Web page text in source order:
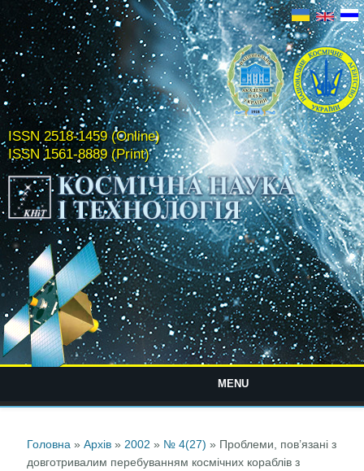
ISSN 2518-1459 (Online)
ISSN 1561-8889 (Print)
MENU
Головна »Архів » 2002 » № 4(27) » Проблеми, пов’язані з
довготривалим перебуванням космічних кораблів з